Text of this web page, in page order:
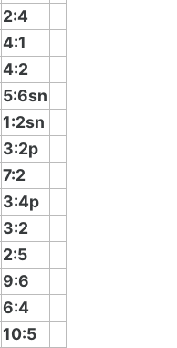
2:4
4:1
4:2
5:6sn
1:2sn
3:2p
7:2
3:4p
3:2
2:5
9:6
6:4
10:5